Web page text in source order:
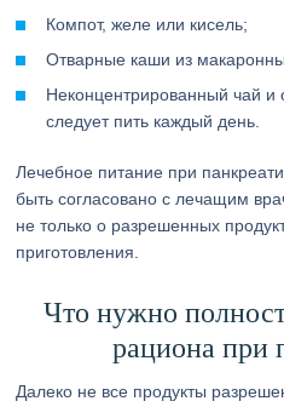
Компот, желе или кисель;
Отварные каши из
Неконцентрированный чай
следует пить каждый день.
Лечебное питание при
быть согласовано с лечащим
не только о разрешенных
приготовления.
Что нужно
рациона при
Далеко не все продукты